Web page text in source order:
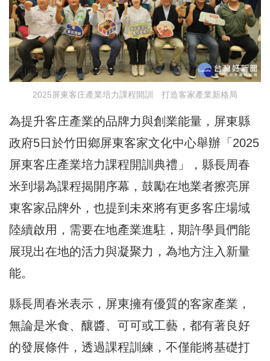
2025屏東客庄產業培力課程開訓 打造客家產業新格局
為提升客庄產業的品牌力與創業能量，屏東縣
政府5日於竹田鄉屏東客家文化中心舉辦「2025
屏東客庄產業培力課程開訓典禮」，縣長周春
米到場為課程揭開序幕，鼓勵在地業者擦亮屏
東客家品牌外，也提到未來將有更多客庄場域
陸續啟用，需要在地產業進駐，期許學員們能
展現出在地的活力與凝聚力，為地方注入新量
能。
縣長周春米表示，屏東擁有優質的客家產業，
無論是米食、釀醬、可可或工藝，都有著良好
的發展條件，透過課程訓練，不僅能將基礎打